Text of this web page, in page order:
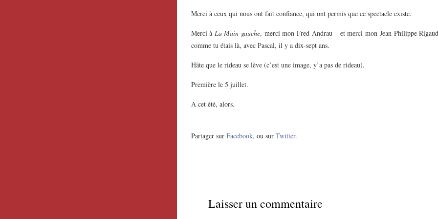
Merci à ceux qui nous ont fait confiance, qui ont permis que ce spectacle existe.
Merci à La Main gauche, merci mon Fred Andrau – et merci mon Jean-Philippe
comme tu étais là, avec Pascal, il y a dix-sept ans.
Hâte que le rideau se lève (c’est une image, y’a pas de rideau).
Première le 5 juillet.
À cet été, alors.
Partager sur Facebook, ou sur Twitter.
Laisser un commentaire